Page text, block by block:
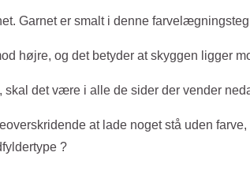
Garnet er smalt i denne
højre, og det betyder at skyggen ligger
det være i alle de sider der vender
at lade noget stå uden
?